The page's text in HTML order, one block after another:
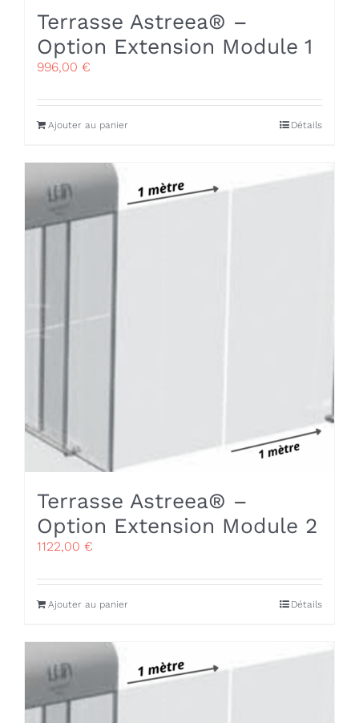
Terrasse Astreea® –
Option Extension Module 1
996,00 €
Ajouter au panier Détails
Terrasse Astreea® –
Option Extension Module 2
1122,00 €
Ajouter au panier Détails